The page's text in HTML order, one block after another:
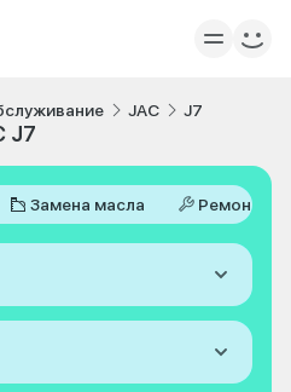
JAC J7
J7
Замена масла Ремонт